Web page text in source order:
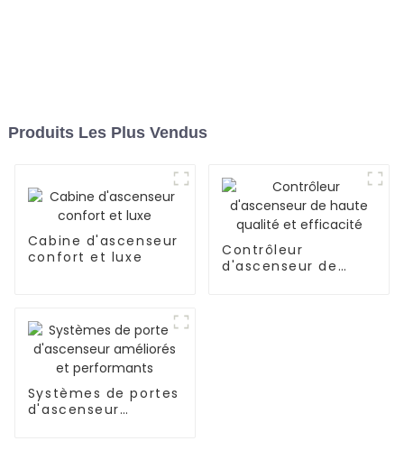
Produits Les Plus Vendus
Cabine d'ascenseur
confort et luxe
Contrôleur
d'ascenseur de
Systèmes de portes
d'ascenseur